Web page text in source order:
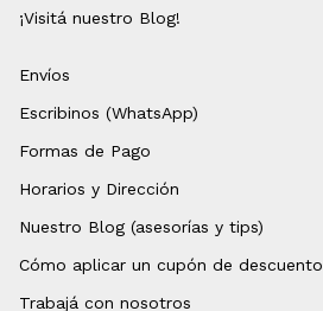
¡Visitá nuestro Blog!
Envíos
Escribinos (WhatsApp)
Formas de Pago
Horarios y Dirección
Nuestro Blog (asesorías y tips)
Cómo aplicar un cupón de descuento
Trabajá con nosotros